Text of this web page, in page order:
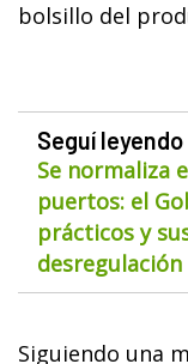
bolsillo del
Seguí leyendo
Se normaliza
puertos: el
prácticos y
desregulación
Siguiendo una